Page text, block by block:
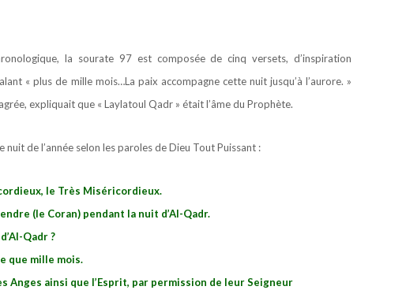
la sourate 97 est composée de cinq versets, d’inspiration
« plus de mille mois…La paix accompagne cette nuit jusqu’à l’aurore. »
expliquait que « Laylatoul Qadr » était l’âme du Prophète.
de l’année selon les paroles de Dieu Tout Puissant :
le Très Miséricordieux.
(le Coran) pendant la nuit d’Al-Qadr.
Qadr ?
que mille mois.
Anges ainsi que l’Esprit, par permission de leur Seigneur